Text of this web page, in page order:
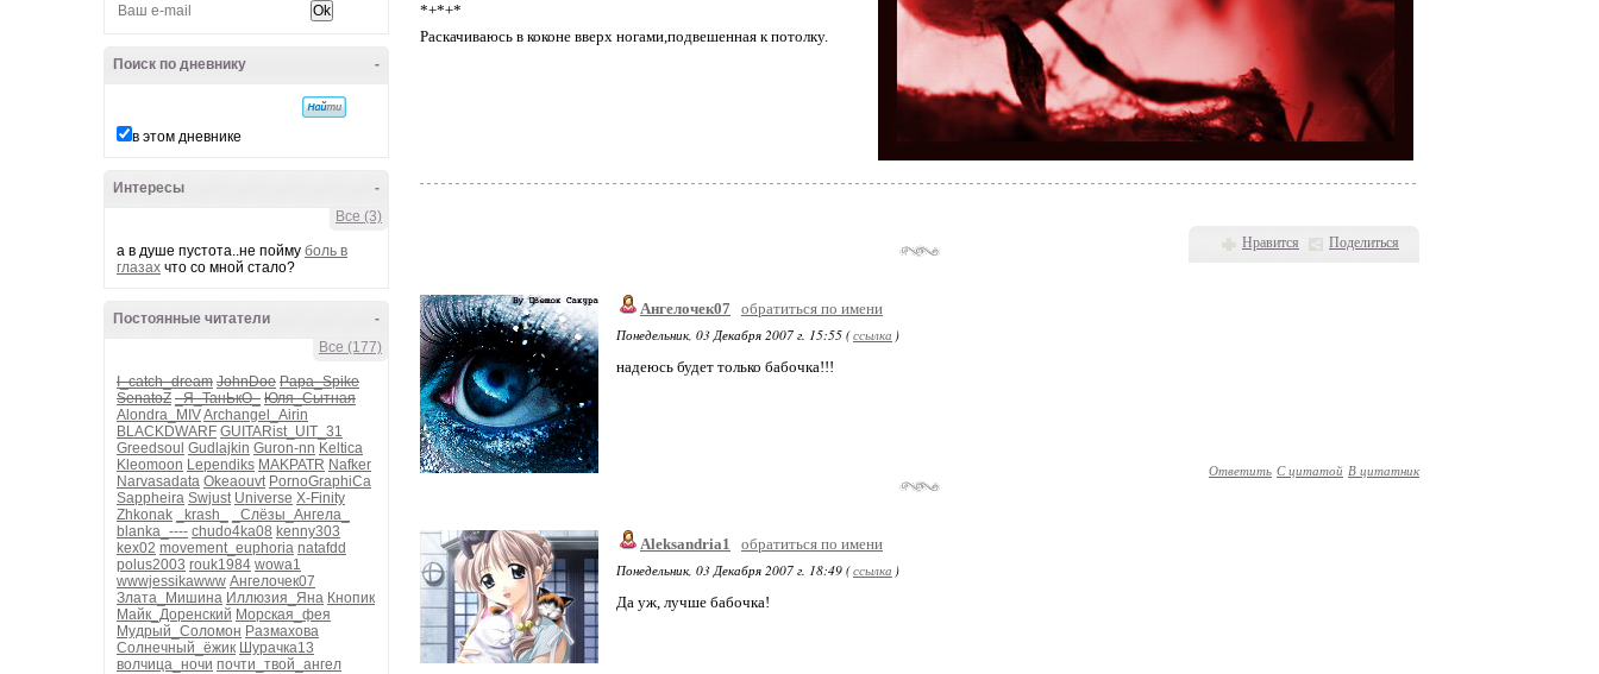
-
Поиск по дневнику
в этом дневнике
-
Интересы
Все (3)
а в душе пустота..не пойму боль в
глазах что со мной стало?
-
Постоянные читатели
Все (177)
I_catch_dream JohnDoe Papa_Spike
SenatoZ _Я_ТанЬкО_ Юля_Сытная
Alondra_MIVArchangel_Airin
BLACKDWARF GUITARist_UIT_31
Greedsoul Gudlajkin Guron-nn Keltica
Kleomoon Lependiks MAKPATR Nafker
Narvasadata Okeaouvt PornoGraphiCa
Sappheira Swjust Universe X-Finity
Zhkonak
_krash_
_Слёзы_Ангела_
blanka_---- chudo4ka08 kenny303
kex02 movement_euphoria natafdd
polus2003 rouk1984 wowa1
wwwjessikawww Ангелочек07
Злата_Мишина Иллюзия_Яна Кнопик
Майк_Доренский Морская_фея
Мудрый_Соломон Размахова
Солнечный_ёжик Шурачка13
волчица_ночи почти_твой_ангел
*+*+*
Раскачиваюсь в коконе вверх ногами,подвешенная к потолку.
Нравится Поделиться
Ангелочек07
обратиться по имени
Понедельник, 03 Декабря 2007 г. 15:55 (ссылка )
надеюсь будет только бабочка!!!
Ответить С цитатой В цитатник
Aleksandria1
обратиться по имени
Понедельник, 03 Декабря 2007 г. 18:49 (ссылка )
Да уж, лучше бабочка!